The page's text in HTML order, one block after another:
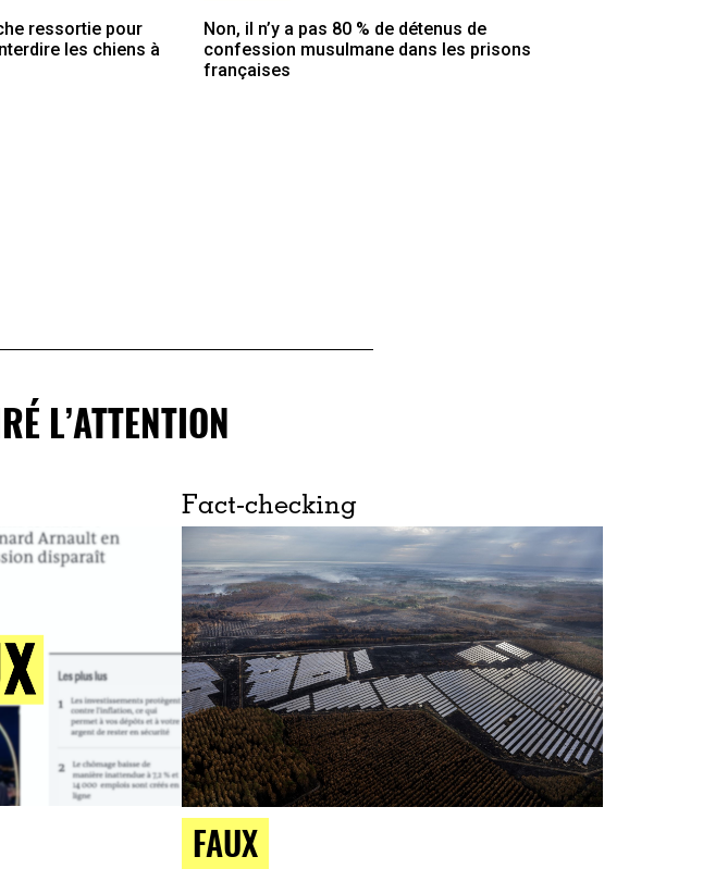
ressortie pour
les chiens à
Non, il n’y a pas 80 % de détenus de
confession musulmane dans les prisons
françaises
L’ATTENTION
Fact-checking
FAUX